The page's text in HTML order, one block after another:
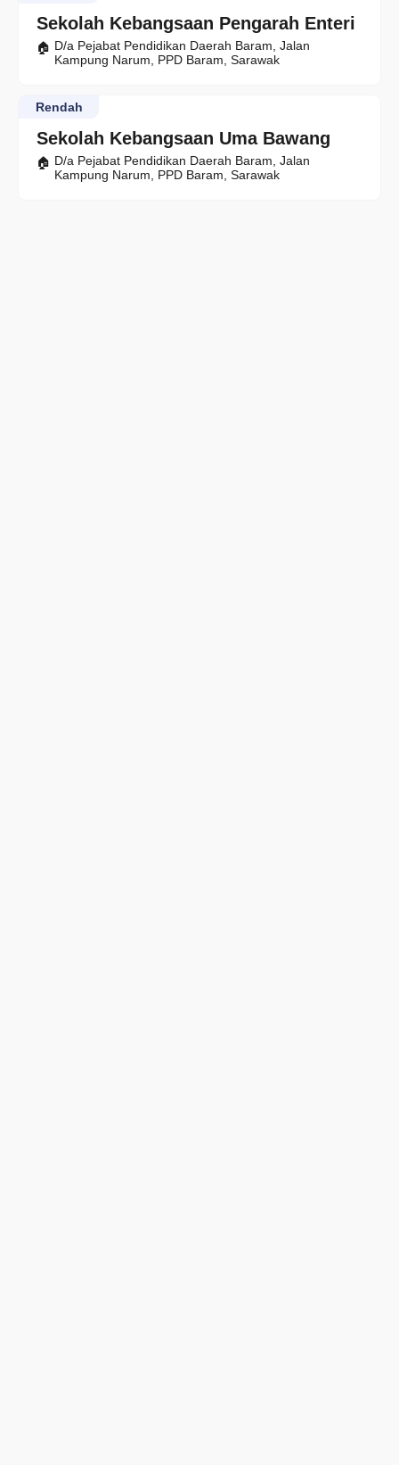
Sekolah Kebangsaan Pengarah Enteri
D/a Pejabat Pendidikan Daerah Baram, Jalan
Kampung Narum, PPD Baram, Sarawak
Sekolah Kebangsaan Uma Bawang
Rendah
D/a Pejabat Pendidikan Daerah Baram, Jalan
Kampung Narum, PPD Baram, Sarawak